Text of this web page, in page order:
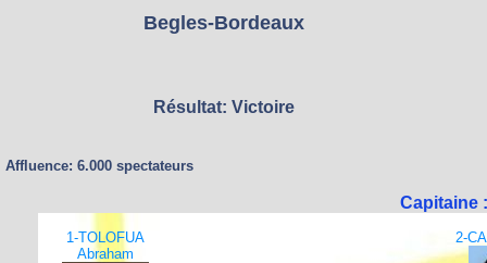
Begles-Bordeaux
Résultat: Victoire
Affluence: 6.000 spectateurs
Capitaine
1-TOLOFUA
Abraham
2-